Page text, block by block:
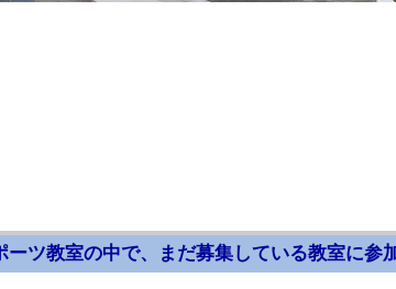
ーツ教室の中で、まだ募集している教室に参